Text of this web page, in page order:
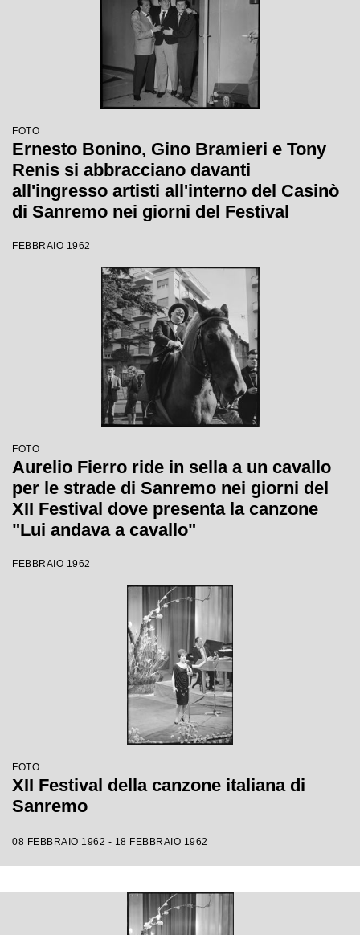
FOTO
Ernesto Bonino, Gino Bramieri e Tony
Renis si abbracciano davanti
all'ingresso artisti all'interno del Casinò
di Sanremo nei giorni del Festival
FEBBRAIO 1962
FOTO
Aurelio Fierro ride in sella a un cavallo
per le strade di Sanremo nei giorni del
XII Festival dove presenta la canzone
"Lui andava a cavallo"
FEBBRAIO 1962
FOTO
XII Festival della canzone italiana di
Sanremo
08 FEBBRAIO 1962 - 18 FEBBRAIO 1962